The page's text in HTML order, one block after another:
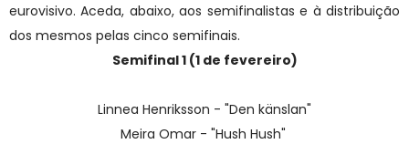
eurovisivo. Aceda, abaixo, aos semifinalistas e à distribuição
dos mesmos pelas cinco semifinais.
Semifinal 1 (1 de fevereiro)
Linnea Henriksson - "Den känslan"
Meira Omar - "Hush Hush"